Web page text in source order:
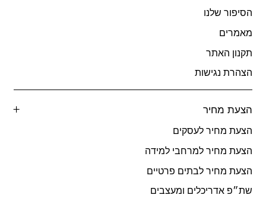
הסיפור שלנו
מאמרים
תקנון האתר
הצהרת נגישות
הצעת מחיר
הצעת מחיר לעסקים
הצעת מחיר למרחבי למידה
הצעת מחיר לבתים פרטיים
שת״פ אדריכלים ומעצבים